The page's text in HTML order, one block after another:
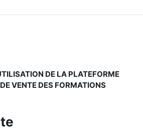
DE LA PLATEFORME
VENTE DES FORMATIONS